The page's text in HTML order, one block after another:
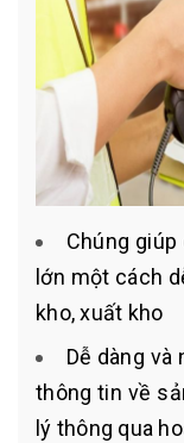
Chúng
lớn một cách
kho, xuất kho
Dễ dàng
thông tin về
lý thông qua